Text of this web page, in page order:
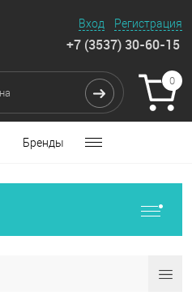
Вход Регистрация
+7 (3537) 30-60-15
0
Бренды